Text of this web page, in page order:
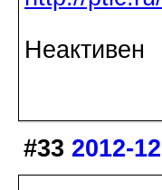
Неактивен
#33 2012-